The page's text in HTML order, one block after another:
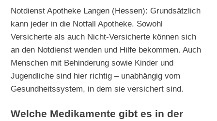
Notdienst Apotheke Langen (Hessen): Grundsätzlich
kann jeder in die Notfall Apotheke. Sowohl
Versicherte als auch Nicht-Versicherte können sich
an den Notdienst wenden und Hilfe bekommen. Auch
Menschen mit Behinderung sowie Kinder und
Jugendliche sind hier richtig – unabhängig vom
Gesundheitssystem, in dem sie versichert sind.
Welche Medikamente gibt es in der